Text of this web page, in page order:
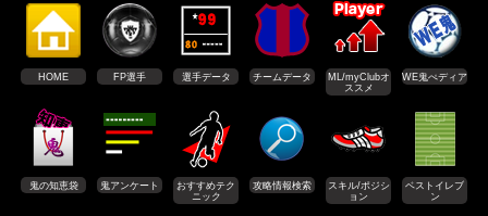
HOME FP選手 選手データ チームデータ
ML/myClubオ
ススメ
WE鬼ぺディア
鬼の知恵袋 鬼アンケート
おすすめテク
ニック
攻略情報検索
スキル/ポジシ
ョン
ベストイレブ
ン